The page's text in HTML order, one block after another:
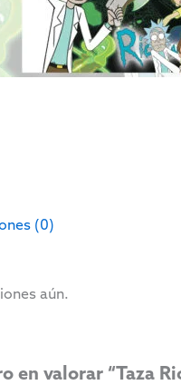
(0)
aún.
en valorar “Taza